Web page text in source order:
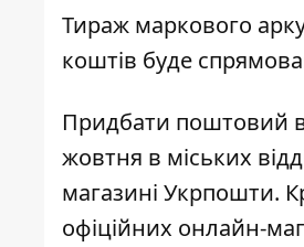
Тираж маркового
коштів буде
Придбати поштовий
жовтня в міських
магазині Укрпошти.
офіційних онлайн-